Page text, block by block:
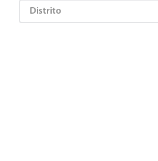
Distrito